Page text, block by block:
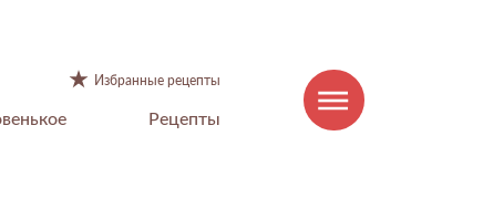
Избранные рецепты
Рецепты